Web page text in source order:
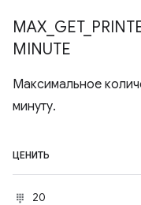
MAX GET_
MINUTE
Максимальное
минуту.
ЦЕНИТЬ
20